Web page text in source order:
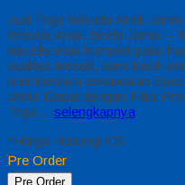
Jual Toga Wisuda Anak
Wisuda Anak Jambi Jambi –
wisuda anak komplet pada
kualitas terbaik, kami kasih
memberinya penawaran
Umur Dasar dengan Fitur
Toga… selengkapnya
*Harga Hubungi CS
Pre Order
Pre Order